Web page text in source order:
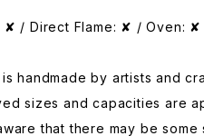
✘ / Direct Flame: ✘ / Oven: ✘
is handmade by artists and
sizes and capacities are
that there may be some